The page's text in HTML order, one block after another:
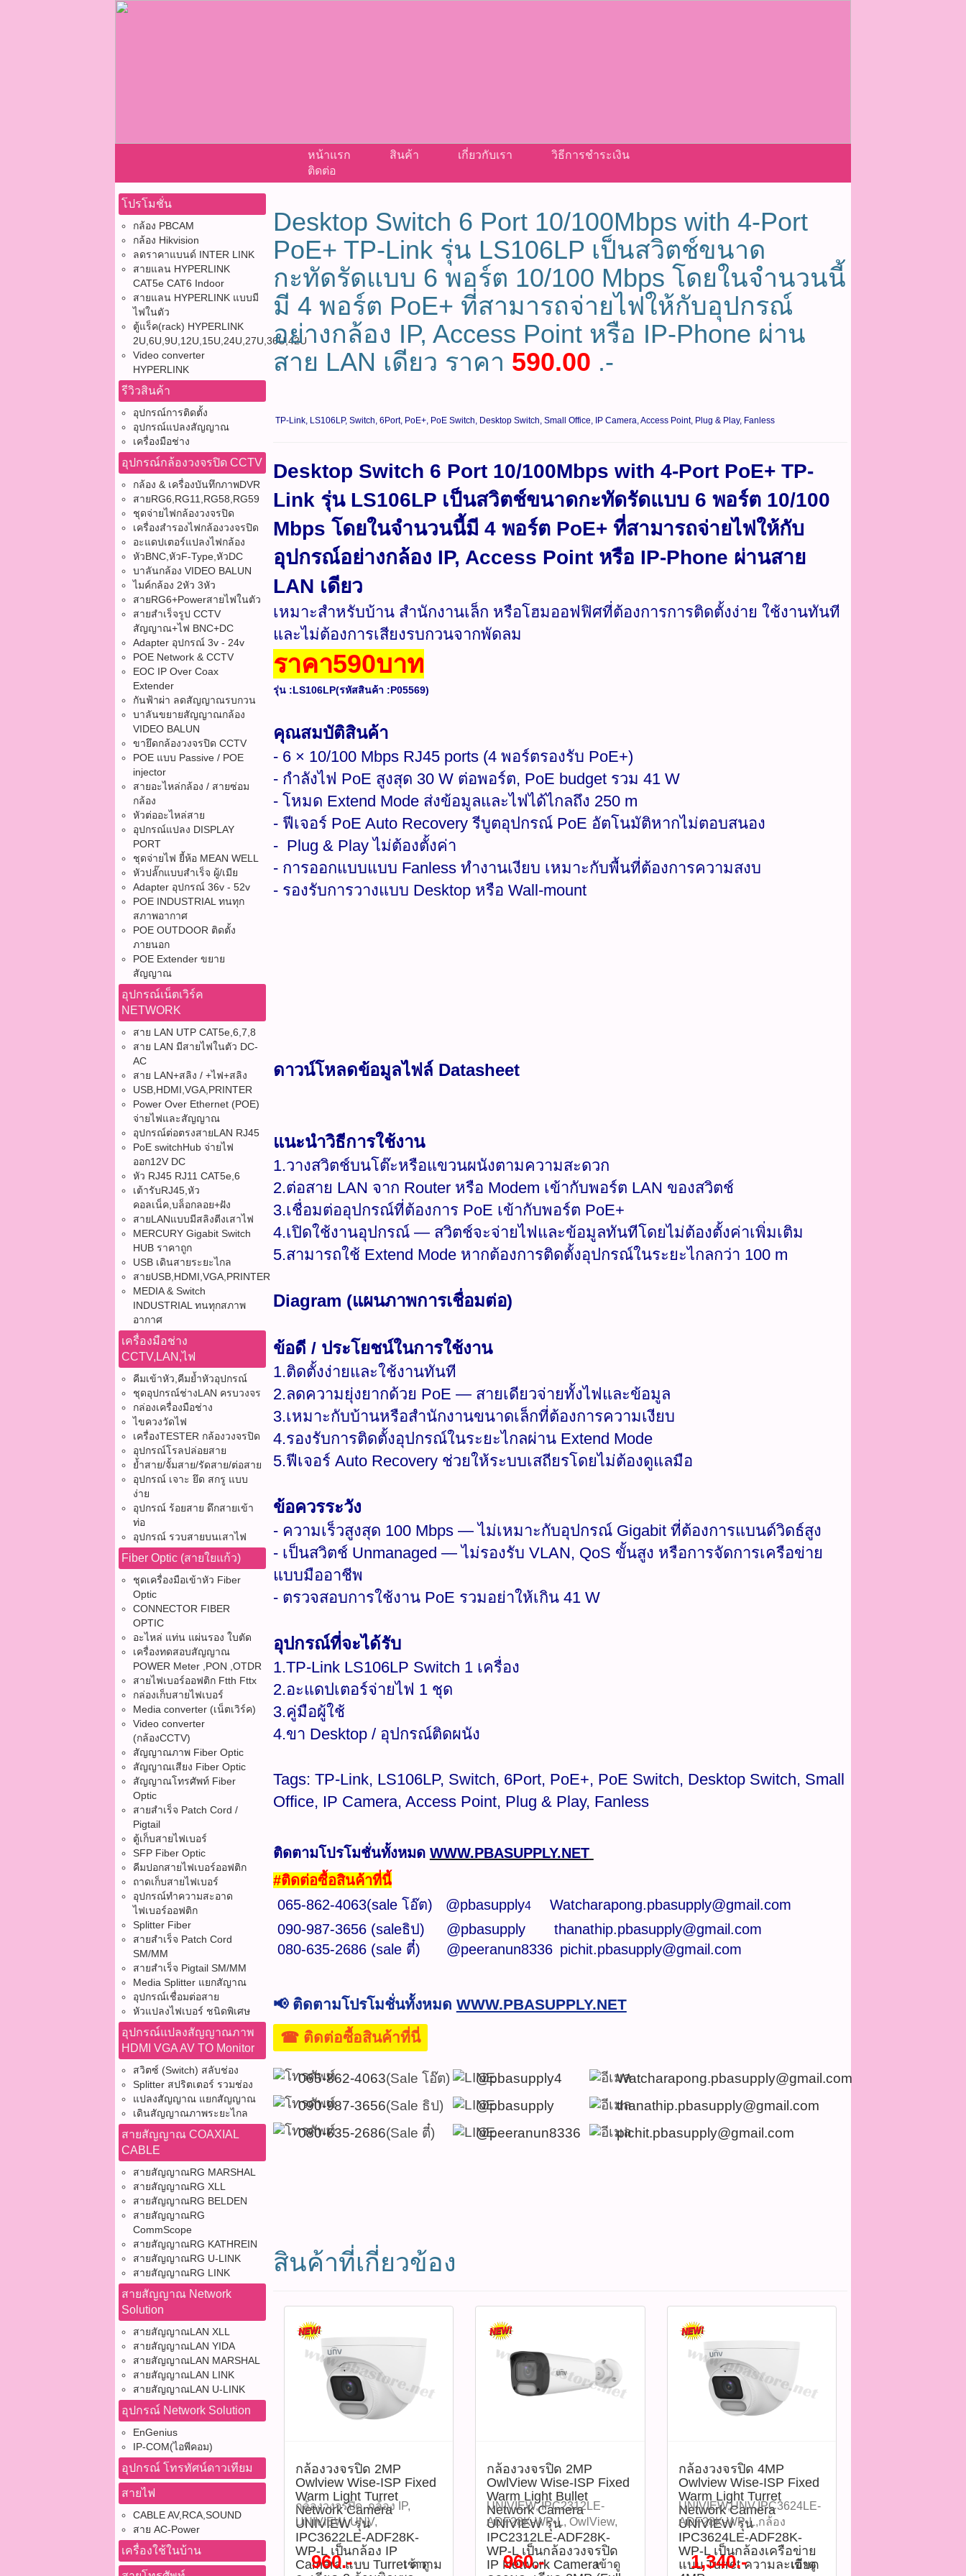
หน้าแรก สินค้า เกี่ยวกับเรา
วิธีการชำระเงิน
ติดต่อ
โปรโมชั่น
กล้อง PBCAM
กล้อง Hikvision
ลดราคาแบนด์ INTER LINK
สายแลน HYPERLINK
CAT5e CAT6 Indoor
สายแลน HYPERLINK แบบมี
ไฟในตัว
ตู้แร็ค(rack) HYPERLINK
2U,6U,9U,12U,15U,24U,27U,36U,42U
Video converter
HYPERLINK
รีวิวสินค้า
อุปกรณ์การติดตั้ง
อุปกรณ์แปลงสัญญาณ
เครื่องมือช่าง
อุปกรณ์กล้องวงจรปิด CCTV
กล้อง & เครื่องบันทึกภาพDVR
สายRG6,RG11,RG58,RG59
ชุดจ่ายไฟกล้องวงจรปิด
เครื่องสำรองไฟกล้องวงจรปิด
อะแดปเตอร์แปลงไฟกล้อง
หัวBNC,หัวF-Type,หัวDC
บาลันกล้อง VIDEO BALUN
ไมค์กล้อง 2หัว 3หัว
สายRG6+Powerสายไฟในตัว
สายสำเร็จรูป CCTV
สัญญาณ+ไฟ BNC+DC
Adapter อุปกรณ์ 3v - 24v
POE Network & CCTV
EOC IP Over Coax
Extender
กันฟ้าผ่า ลดสัญญาณรบกวน
บาลันขยายสัญญาณกล้อง
VIDEO BALUN
ขายึดกล้องวงจรปิด CCTV
POE แบบ Passive / POE
injector
สายอะไหล่กล้อง / สายซ่อม
กล้อง
หัวต่ออะไหล่สาย
อุปกรณ์แปลง DISPLAY
PORT
ชุดจ่ายไฟ ยี้ห้อ MEAN WELL
หัวปลั๊กแบบสำเร็จ ผู้/เมีย
Adapter อุปกรณ์ 36v - 52v
POE INDUSTRIAL ทนทุก
สภาพอากาศ
POE OUTDOOR ติดตั้ง
ภายนอก
POE Extender ขยาย
สัญญาณ
อุปกรณ์เน็ตเวิร์ค
NETWORK
สาย LAN UTP CAT5e,6,7,8
สาย LAN มีสายไฟในตัว DC-
AC
สาย LAN+สลิง / +ไฟ+สลิง
USB,HDMI,VGA,PRINTER
Power Over Ethernet (POE)
จ่ายไฟและสัญญาณ
อุปกรณ์ต่อตรงสายLAN RJ45
PoE switchHub จ่ายไฟ
ออก12V DC
หัว RJ45 RJ11 CAT5e,6
เต้ารับRJ45,หัว
คอลเน็ค,บล็อกลอย+ฝัง
สายLANแบบมีสลิงตีงเสาไฟ
MERCURY Gigabit Switch
HUB ราคาถูก
USB เดินสายระยะไกล
สายUSB,HDMI,VGA,PRINTER
MEDIA & Switch
INDUSTRIAL ทนทุกสภาพ
อากาศ
เครื่องมือช่าง
CCTV,LAN,ไฟ
คีมเข้าหัว,คีมย้ำหัวอุปกรณ์
ชุดอุปกรณ์ช่างLAN ครบวงจร
กล่องเครื่องมือช่าง
ไขควงวัดไฟ
เครื่องTESTER กล้องวงจรปิด
อุปกรณ์โรลปล่อยสาย
ย้ำสาย/จั้มสาย/รัดสาย/ต่อสาย
อุปกรณ์ เจาะ ยึด สกรู แบบ
ง่าย
อุปกรณ์ ร้อยสาย ดึกสายเข้า
ท่อ
อุปกรณ์ รวบสายบนเสาไฟ
Fiber Optic (สายใยแก้ว)
ชุดเครื่องมือเข้าหัว Fiber
Optic
CONNECTOR FIBER
OPTIC
อะไหล่ แท่น แผ่นรอง ใบตัด
เครื่องทดสอบสัญญาณ
POWER Meter ,PON ,OTDR
สายไฟเบอร์ออฟติก Ftth Fttx
กล่องเก็บสายไฟเบอร์
Media converter (เน็ตเวิร์ค)
Video converter
(กล้องCCTV)
สัญญาณภาพ Fiber Optic
สัญญาณเสียง Fiber Optic
สัญญาณโทรศัพท์ Fiber
Optic
สายสำเร็จ Patch Cord /
Pigtail
ตู้เก็บสายไฟเบอร์
SFP Fiber Optic
คีมปอกสายไฟเบอร์ออฟติก
ถาดเก็บสายไฟเบอร์
อุปกรณ์ทำความสะอาด
ไฟเบอร์ออฟติก
Splitter Fiber
สายสำเร็จ Patch Cord
SM/MM
สายสำเร็จ Pigtail SM/MM
Media Splitter แยกสัญาณ
อุปกรณ์เชื่อมต่อสาย
หัวแปลงไฟเบอร์ ชนิดพิเศษ
อุปกรณ์แปลงสัญญาณภาพ
HDMI VGA AV TO Monitor
สวิตซ์ (Switch) สลับช่อง
Splitter สปริตเตอร์ รวมช่อง
แปลงสัญญาณ แยกสัญญาณ
เดินสัญญาณภาพระยะไกล
สายสัญญาณ COAXIAL
CABLE
สายสัญญาณRG MARSHAL
สายสัญญาณRG XLL
สายสัญญาณRG BELDEN
สายสัญญาณRG
CommScope
สายสัญญาณRG KATHREIN
สายสัญญาณRG U-LINK
สายสัญญาณRG LINK
สายสัญญาณ Network
Solution
สายสัญญาณLAN XLL
สายสัญญาณLAN YIDA
สายสัญญาณLAN MARSHAL
สายสัญญาณLAN LINK
สายสัญญาณLAN U-LINK
อุปกรณ์ Network Solution
EnGenius
IP-COM(ไอพีคอม)
อุปกรณ์ โทรทัศน์ดาวเทียม
สายไฟ
CABLE AV,RCA,SOUND
สาย AC-Power
เครื่องใช้ในบ้าน
Desktop Switch 6 Port 10/100Mbps with 4-Port
PoE+ TP-Link รุ่น LS106LP เป็นสวิตช์ขนาด
กะทัดรัดแบบ 6 พอร์ต 10/100 Mbps โดยในจำนวนนี้
มี 4 พอร์ต PoE+ ที่สามารถจ่ายไฟให้กับอุปกรณ์
อย่างกล้อง IP, Access Point หรือ IP‑Phone ผ่าน
สาย LAN เดียว ราคา 590.00 .-
TP-Link, LS106LP, Switch, 6Port, PoE+, PoE Switch, Desktop Switch, Small Office, IP Camera, Access Point, Plug & Play, Fanless
Desktop Switch 6 Port 10/100Mbps with 4-Port PoE+ TP-
Link รุ่น LS106LP เป็นสวิตช์ขนาดกะทัดรัดแบบ 6 พอร์ต 10/100
Mbps โดยในจำนวนนี้มี 4 พอร์ต PoE+ ที่สามารถจ่ายไฟให้กับ
อุปกรณ์อย่างกล้อง IP, Access Point หรือ IP‑Phone ผ่านสาย
LAN เดียว
เหมาะสำหรับบ้าน สำนักงานเล็ก หรือโฮมออฟฟิศที่ต้องการการติดตั้งง่าย ใช้งานทันที
และไม่ต้องการเสียงรบกวนจากพัดลม
ราคา590บาท
รุ่น :LS106LP(รหัสสินค้า :P05569)​​
คุณสมบัติสินค้า
- 6 × 10/100 Mbps RJ45 ports (4 พอร์ตรองรับ PoE+)
- กำลังไฟ PoE สูงสุด 30 W ต่อพอร์ต, PoE budget รวม 41 W
- โหมด Extend Mode ส่งข้อมูลและไฟได้ไกลถึง 250 m
- ฟีเจอร์ PoE Auto Recovery รีบูตอุปกรณ์ PoE อัตโนมัติหากไม่ตอบสนอง
- Plug & Play ไม่ต้องตั้งค่า
- การออกแบบแบบ Fanless ทำงานเงียบ เหมาะกับพื้นที่ต้องการความสงบ
- รองรับการวางแบบ Desktop หรือ Wall-mount
ดาวน์โหลดข้อมูลไฟล์ Datasheet
แนะนำวิธีการใช้งาน
1.วางสวิตช์บนโต๊ะหรือแขวนผนังตามความสะดวก
2.ต่อสาย LAN จาก Router หรือ Modem เข้ากับพอร์ต LAN ของสวิตช์
3.เชื่อมต่ออุปกรณ์ที่ต้องการ PoE เข้ากับพอร์ต PoE+
4.เปิดใช้งานอุปกรณ์ — สวิตช์จะจ่ายไฟและข้อมูลทันทีโดยไม่ต้องตั้งค่าเพิ่มเติม
5.สามารถใช้ Extend Mode หากต้องการติดตั้งอุปกรณ์ในระยะไกลกว่า 100 m
Diagram (แผนภาพการเชื่อมต่อ)
ข้อดี / ประโยชน์ในการใช้งาน
1.ติดตั้งง่ายและใช้งานทันที
2.ลดความยุ่งยากด้วย PoE — สายเดียวจ่ายทั้งไฟและข้อมูล
3.เหมาะกับบ้านหรือสำนักงานขนาดเล็กที่ต้องการความเงียบ
4.รองรับการติดตั้งอุปกรณ์ในระยะไกลผ่าน Extend Mode
5.ฟีเจอร์ Auto Recovery ช่วยให้ระบบเสถียรโดยไม่ต้องดูแลมือ
ข้อควรระวัง
- ความเร็วสูงสุด 100 Mbps — ไม่เหมาะกับอุปกรณ์ Gigabit ที่ต้องการแบนด์วิดธ์สูง
- เป็นสวิตช์ Unmanaged — ไม่รองรับ VLAN, QoS ขั้นสูง หรือการจัดการเครือข่าย
แบบมืออาชีพ
- ตรวจสอบการใช้งาน PoE รวมอย่าให้เกิน 41 W
อุปกรณ์ที่จะได้รับ
1.TP-Link LS106LP Switch 1 เครื่อง
2.อะแดปเตอร์จ่ายไฟ 1 ชุด
3.คู่มือผู้ใช้
4.ขา Desktop / อุปกรณ์ติดผนัง
Tags: TP-Link, LS106LP, Switch, 6Port, PoE+, PoE Switch, Desktop Switch, Small
Office, IP Camera, Access Point, Plug & Play, Fanless
ติดตามโปรโมชั่นทั้งหมด WWW.PBASUPPLY.NET
#ติดต่อซื้อสินค้าที่นี้
065-862-4063(sale โอ๊ต)
@pbasupply4
Watcharapong.pbasupply@gmail.com
090-987-3656 (saleธิป)
@pbasupply
thanathip.pbasupply@gmail.com
080-635-2686(sale ตี๋) @peeranun8336 pichit.pbasupply@gmail.com
📢 ติดตามโปรโมชั่นทั้งหมด WWW.PBASUPPLY.NET
☎ ติดต่อซื้อสินค้าที่นี่
065-862-4063(Sale โอ๊ต) @pbasupply4
Watcharapong.pbasupply@gmail.com
090-987-3656(Sale ธิป) @pbasupply
thanathip.pbasupply@gmail.com
080-635-2686(Sale ตี๋) @peeranun8336 pichit.pbasupply@gmail.com
สินค้าที่เกี่ยวข้อง
กล้องวงจรปิด 2MP
Owlview Wise-ISP Fixed
Warm Light Turret
Network Camera
UNIVIEW รุ่น
IPC3622LE-ADF28K-
WP-L เป็นกล้อง IP
Camera แบบ Turret ความ
กล้องวงจรปิด, กล้อง IP,
UNIVIEW, UNV,
IPC3622LE-ADF28K-WP-L,
Owlview, Wise-ISP,
ColorHunter, กล้อง 2MP, Full
960.- เข้าดู
กล้องวงจรปิด 2MP
OwlView Wise-ISP Fixed
Warm Light Bullet
Network Camera
UNIVIEW รุ่น
IPC2312LE-ADF28K-
WP-L เป็นกล้องวงจรปิด
IP Network Camera
UNIVIEW, IPC2312LE-
ADF28K-WP-L, OwlView,
Wise-ISP, ColorHunter,
กล้องวงจรปิด IP, กล้อง IP
2MP, กล้อง Full HD, Bullet
960.- เข้าดู
กล้องวงจรปิด 4MP
Owlview Wise-ISP Fixed
Warm Light Turret
Network Camera
UNIVIEW รุ่น
IPC3624LE-ADF28K-
WP-L เป็นกล้องเครือข่าย
แบบ Turret ความละเอียด
UNIVIEW,UNV,IPC3624LE-
ADF28K-WP-L,กล้อง
วงจรปิด,กล้อง IP,IP
Camera,Turret
Camera,4MP,Owlview,Wise-
1,340.- เข้าดู